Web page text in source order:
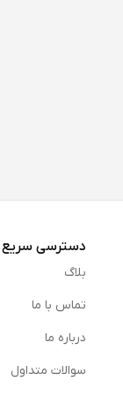
دسترسی سریع
بلاگ
تماس با ما
درباره ما
سوالات متداول